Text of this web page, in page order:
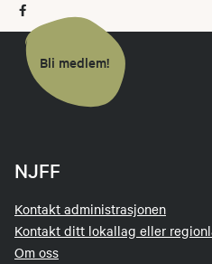
Bli medlem!
NJFF
Kontakt administrasjonen
Kontakt ditt lokallag eller
Om oss